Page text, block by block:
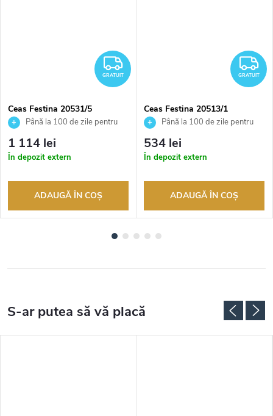
GRATUIT
GRATUIT
Ceas Festina 20531/5
Până la 100 de zile pentru
returnarea bunurilor. Vânzător
autorizat
1 114 lei
În depozit extern
ADAUGĂ ÎN COŞ
GRATUIT
Ceas Festina 20513/1
Până la 100 de zile pentru
returnarea bunurilor. Vânzător
autorizat
534 lei
În depozit extern
ADAUGĂ ÎN COŞ